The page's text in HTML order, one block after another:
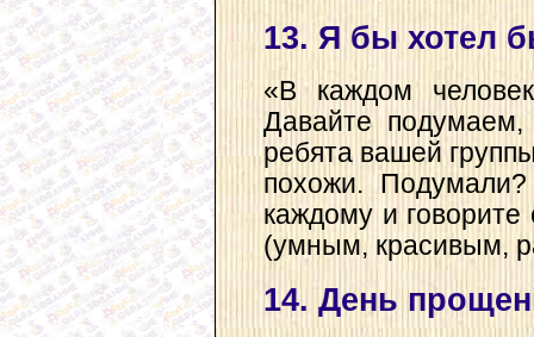
13. Я бы хотел
«В каждом
Давайте подумаем,
ребята вашей
похожи.
каждому и
(умным, красивым,
14. День